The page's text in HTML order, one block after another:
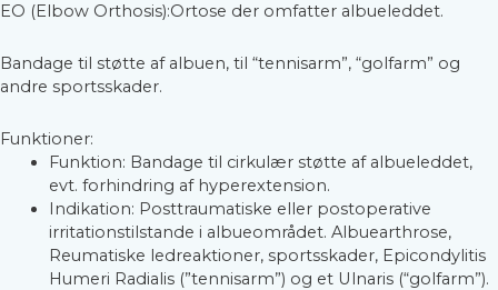
EO (Elbow Orthosis):Ortose der omfatter albueleddet.
Bandage til støtte af albuen, til “tennisarm”, “golfarm” og
andre sportsskader.
Funktioner:
Funktion: Bandage til cirkulær støtte af albueleddet,
evt. forhindring af hyperextension.
Indikation: Posttraumatiske eller postoperative
irritationstilstande i albueområdet. Albuearthrose,
Reumatiske ledreaktioner, sportsskader, Epicondylitis
Humeri Radialis (”tennisarm”) og et Ulnaris (“golfarm”).